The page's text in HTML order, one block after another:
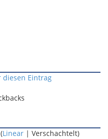
diesen Eintrag
Linear| Verschachtelt)